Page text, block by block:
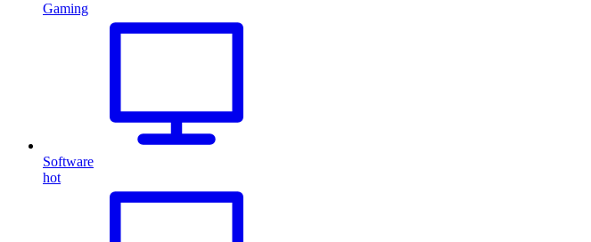
Gaming
Software
hot